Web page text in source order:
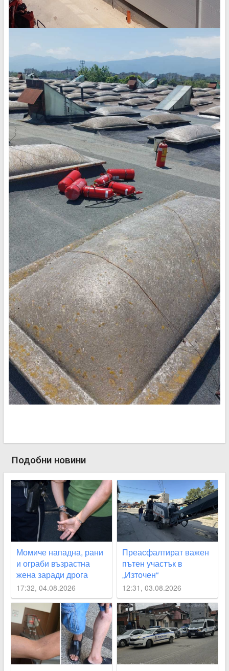
Подобни новини
Момиче нападна, рани
и ограби възрастна
жена заради дрога
17:32, 04.08.2026
Преасфалтират важен
пътен участък в
„Източен“
12:31, 03.08.2026